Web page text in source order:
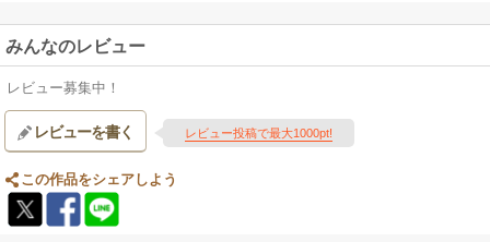
みんなのレビュー
レビュー募集中！
レビューを書く レビュー投稿で最大1000pt!
この作品をシェアしよう